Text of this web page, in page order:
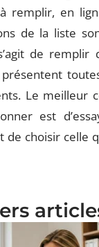
remplir, en
de la liste
de remplir
Le meilleur
est
de choisir celle